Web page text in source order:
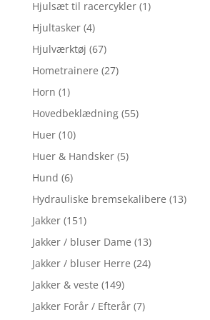
Hjulsæt til racercykler (1)
Hjultasker (4)
Hjulværktøj (67)
Hometrainere (27)
Horn (1)
Hovedbeklædning (55)
Huer (10)
Huer & Handsker (5)
Hund (6)
Hydrauliske bremsekalibere (13)
Jakker (151)
Jakker / bluser Dame (13)
Jakker / bluser Herre (24)
Jakker & veste (149)
Jakker Forår / Efterår (7)